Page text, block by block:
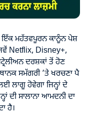
ਮਹੱਤਵਪੂਰਨ ਕਾਨੂੰਨ ਪੇਸ਼
Netflix, Disney+,
ਦਰਸ਼ਕਾਂ ਤੋਂ ਹੋਣ
ਸਮੱਗਰੀ ’ਤੇ ਖਰਚਣਾ ਪੈ
ਲਾਗੂ ਹੋਵੇਗਾ ਜਿਨ੍ਹਾਂ ਦੇ
ਦੀ ਸਾਲਾਨਾ ਆਮਦਨੀ ਦਾ
ਹੈ।